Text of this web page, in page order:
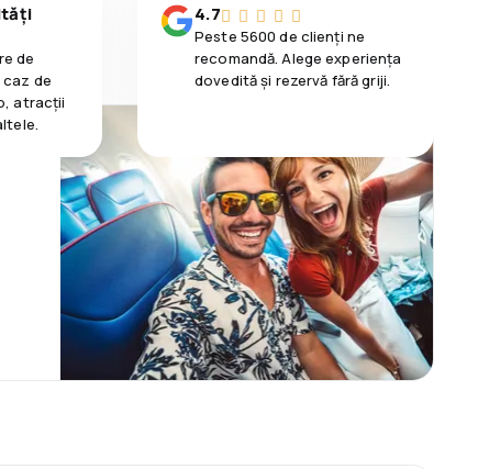
de
de
atracții
4.7
Peste 5600 de clienți ne
recomandă. Alege experiența
dovedită și rezervă fără griji.